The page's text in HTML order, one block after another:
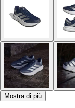
Mostra di più